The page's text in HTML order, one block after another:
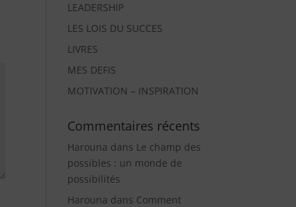
LEADERSHIP
LES LOIS DU SUCCES
LIVRES
MES DEFIS
MOTIVATION – INSPIRATION
Commentaires récents
Harouna dans Le champ des
possibles : un monde de
possibilités
Harouna dans Comment